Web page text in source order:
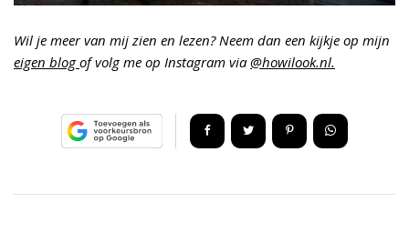
Wil je meer van mij zien en lezen? Neem dan een kijkje op mijn
eigen blogof volg me op Instagram via @howilook.nl.